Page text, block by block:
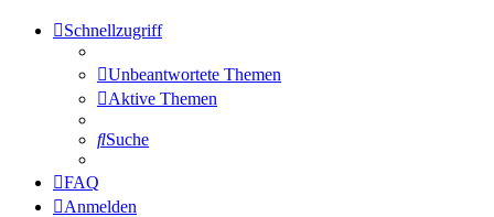
Schnellzugriff
Unbeantwortete Themen
Aktive Themen
Suche
FAQ
Anmelden